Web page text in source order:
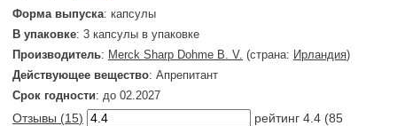
Форма выпуска: капсулы
В упаковке: 3 капсулы в упаковке
Производитель: Merck Sharp Dohme B. V. (страна: Ирландия)
Действующее вещество: Апрепитант
Срок годности: до 02.2027
Отзывы (15) рейтинг 4.4 (85